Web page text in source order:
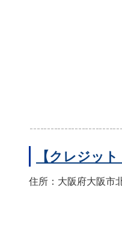
【クレジッ
住所：大阪府大阪市